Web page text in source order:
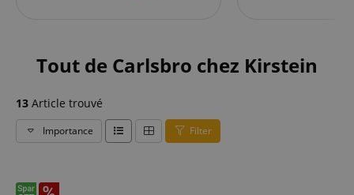
Tout de Carlsbro chez Kirstein
13 Article trouvé
Importance Filter